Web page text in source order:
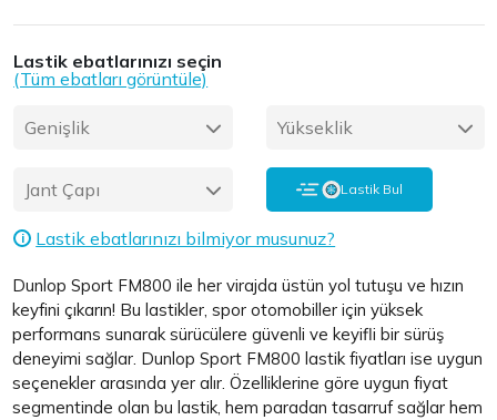
Lastik ebatlarınızı seçin
(Tüm ebatları görüntüle)
Genişlik Yükseklik
Jant Çapı Lastik Bul
i Lastik ebatlarınızı bilmiyor musunuz?
Dunlop Sport FM800 ile her virajda üstün yol tutuşu ve hızın
keyfini çıkarın! Bu lastikler, spor otomobiller için yüksek
performans sunarak sürücülere güvenli ve keyifli bir sürüş
deneyimi sağlar. Dunlop Sport FM800 lastik fiyatları ise uygun
seçenekler arasında yer alır. Özelliklerine göre uygun fiyat
segmentinde olan bu lastik, hem paradan tasarruf sağlar hem